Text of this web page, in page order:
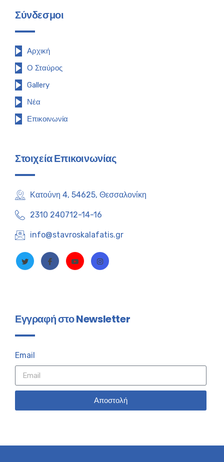
Σύνδεσμοι
Αρχική
Ο Σταύρος
Gallery
Νέα
Επικοινωνία
Στοιχεία Επικοινωνίας
Κατούνη 4, 54625, Θεσσαλονίκη
2310 240712-14-16
info@stavroskalafatis.gr
Εγγραφή στο Newsletter
Email
Αποστολή